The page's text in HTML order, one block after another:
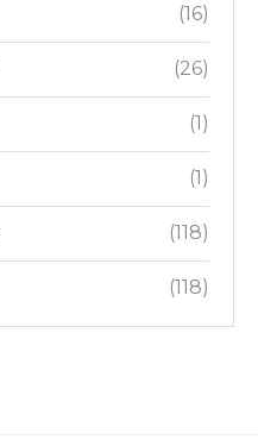
(16)
(26)
(1)
(1)
(118)
(118)